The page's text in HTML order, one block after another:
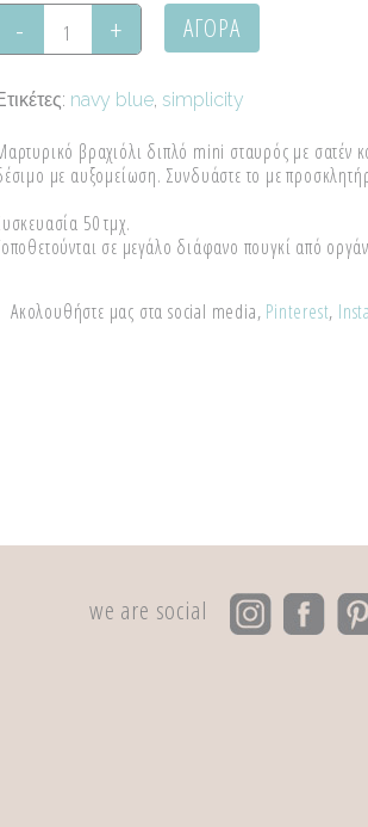
Μαρτυρικό
ΑΓΟΡΑ
navy blue, simplicity
βραχιόλι διπλό mini σταυρός με σατέν
με αυξομείωση. Συνδυάστε το με
50 τμχ.
σε μεγάλο διάφανο πουγκί από
Ακολουθήστε μας στα social media, Pinterest,
we are social